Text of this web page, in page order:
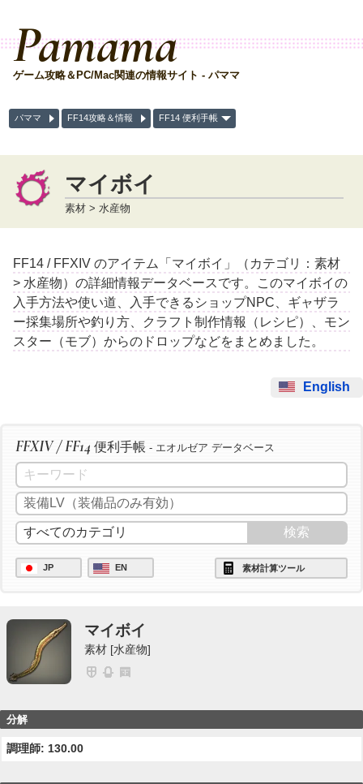
Pamama
ゲーム攻略＆PC/Mac関連の情報サイト - パママ
パママ FF14攻略＆情報 FF14 便利手帳
マイボイ
素材 > 水産物
FF14 / FFXIV のアイテム「マイボイ」（カテゴリ：素材
> 水産物）の詳細情報データベースです。このマイボイの
入手方法や使い道、入手できるショップNPC、ギャザラ
ー採集場所や釣り方、クラフト制作情報（レシピ）、モン
スター（モブ）からのドロップなどをまとめました。
English
FFXIV / FF14 便利手帳 - エオルゼア データベース
JP EN 素材計算ツール
マイボイ
素材 [水産物]
分解
調理師: 130.00